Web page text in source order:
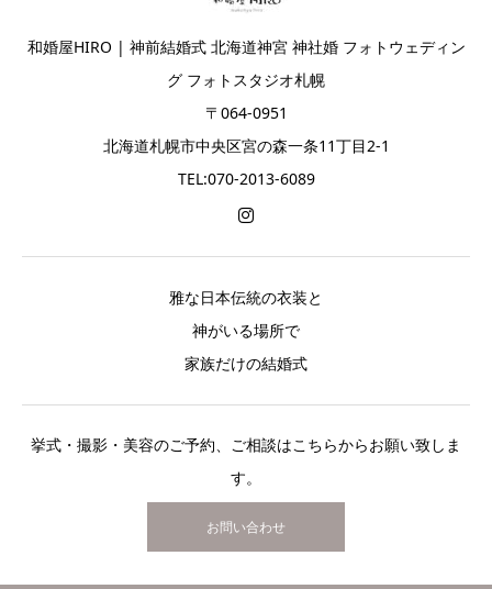
和婚屋HIRO | 神前結婚式 北海道神宮 神社婚 フォトウェディン
グ フォトスタジオ札幌
〒064-0951
北海道札幌市中央区宮の森一条11丁目2-1
TEL:070-2013-6089
雅な日本伝統の衣装と
神がいる場所で
家族だけの結婚式
挙式・撮影・美容のご予約、ご相談はこちらからお願い致しま
す。
お問い合わせ